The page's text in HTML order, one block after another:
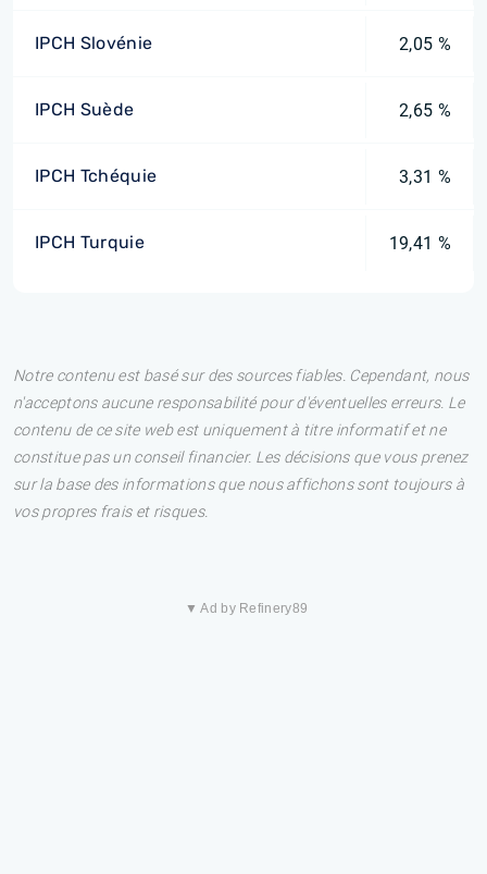
IPCH Slovénie 2,05 %
IPCH Suède 2,65 %
IPCH Tchéquie 3,31 %
IPCH Turquie 19,41 %
Notre contenu est basé sur des sources fiables. Cependant, nous
n'acceptons aucune responsabilité pour d'éventuelles erreurs. Le
contenu de ce site web est uniquement à titre informatif et ne
constitue pas un conseil financier. Les décisions que vous prenez
sur la base des informations que nous affichons sont toujours à
vos propres frais et risques.
▼ Ad by Refinery89